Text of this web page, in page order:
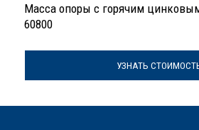
Масса опоры с горячим
60800
УЗНАТЬ